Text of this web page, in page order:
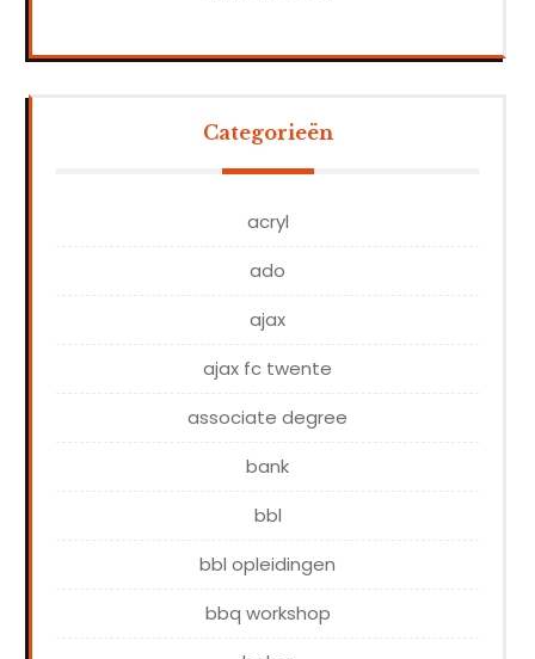
Categorieën
acryl
ado
ajax
ajax fc twente
associate degree
bank
bbl
bbl opleidingen
bbq workshop